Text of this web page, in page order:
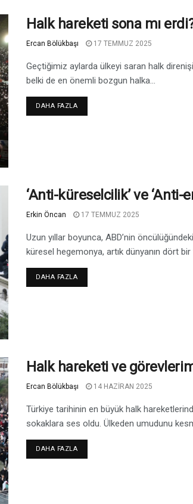
Halk hareketi sona mı
Ercan Bölükbaşı 17 TEMMUZ 2025
Geçtiğimiz aylarda ülkeyi saran halk direnişi
belki de en önemli bozgun halka...
DAHA FAZLA
‘Anti-küreselcilik’ ve ‘Anti-
Erkin Öncan 17 TEMMUZ 2025
Uzun yıllar boyunca, ABD’nin
küresel hegemonya, artık dünyanın dört bir
DAHA FAZLA
Halk hareketi ve
Ercan Bölükbaşı 14 HAZIRAN 2025
Türkiye tarihinin en büyük halk
sokaklara ses oldu. Ülkeden umudunu
DAHA FAZLA